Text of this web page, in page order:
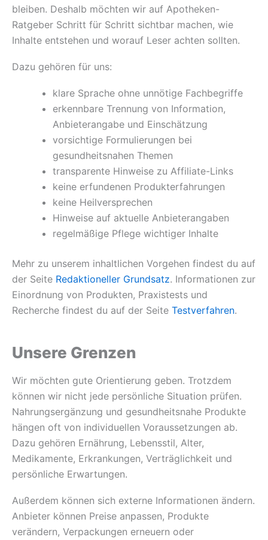
bleiben. Deshalb möchten wir auf Apotheken-
Ratgeber Schritt für Schritt sichtbar machen, wie
Inhalte entstehen und worauf Leser achten sollten.
Dazu gehören für uns:
klare Sprache ohne unnötige Fachbegriffe
erkennbare Trennung von Information,
Anbieterangabe und Einschätzung
vorsichtige Formulierungen bei
gesundheitsnahen Themen
transparente Hinweise zu Affiliate-Links
keine erfundenen Produkterfahrungen
keine Heilversprechen
Hinweise auf aktuelle Anbieterangaben
regelmäßige Pflege wichtiger Inhalte
Mehr zu unserem inhaltlichen Vorgehen findest du auf
der Seite Redaktioneller Grundsatz. Informationen zur
Einordnung von Produkten, Praxistests und
Recherche findest du auf der Seite Testverfahren.
Unsere Grenzen
Wir möchten gute Orientierung geben. Trotzdem
können wir nicht jede persönliche Situation prüfen.
Nahrungsergänzung und gesundheitsnahe Produkte
hängen oft von individuellen Voraussetzungen ab.
Dazu gehören Ernährung, Lebensstil, Alter,
Medikamente, Erkrankungen, Verträglichkeit und
persönliche Erwartungen.
Außerdem können sich externe Informationen ändern.
Anbieter können Preise anpassen, Produkte
verändern, Verpackungen erneuern oder